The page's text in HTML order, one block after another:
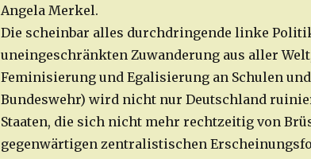
Angela Merkel.
Die scheinbar alles durchdringende linke
uneingeschränkten Zuwanderung aus aller
Feminisierung und Egalisierung an Schulen
Bundeswehr) wird nicht nur Deutschland
Staaten, die sich nicht mehr rechtzeitig von
gegenwärtigen zentralistischen